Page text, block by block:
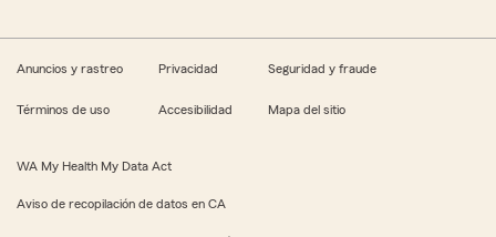
Anuncios y rastreo Privacidad Seguridad y fraude
Términos de uso Accesibilidad Mapa del sitio
WA My Health My Data Act
Aviso de recopilación de datos en CA